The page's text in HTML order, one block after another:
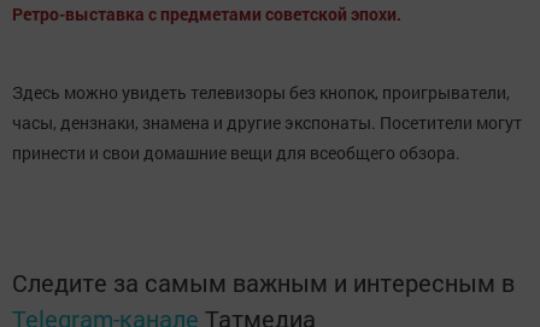
Ретро-выставка с предметами советской эпохи.
Здесь можно увидеть телевизоры без кнопок, проигрыватели,
часы, дензнаки, знамена и другие экспонаты. Посетители могут
принести и свои домашние вещи для всеобщего обзора.
Следите за самым важным и интересным в
Telegram-канале Татмедиа